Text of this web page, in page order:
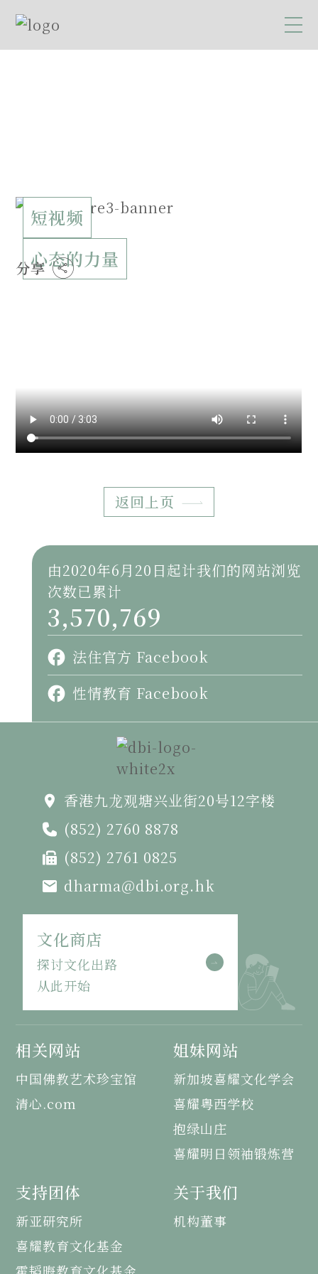
短视频
心态的力量
分享
返回上页
由2020年6月20日起计我们的网站浏览
次数已累计
3,570,769
法住官方 Facebook
性情教育 Facebook
香港九龙观塘兴业街20号12字楼
(852) 2760 8878
(852) 2761 0825
dharma@dbi.org.hk
文化商店
探讨文化出路
从此开始
相关网站
中国佛教艺术珍宝馆
清心.com
姐妹网站
新加坡喜耀文化学会
喜耀粤西学校
抱绿山庄
喜耀明日领袖锻炼营
支持团体
新亚研究所
喜耀教育文化基金
关于我们
机构董事